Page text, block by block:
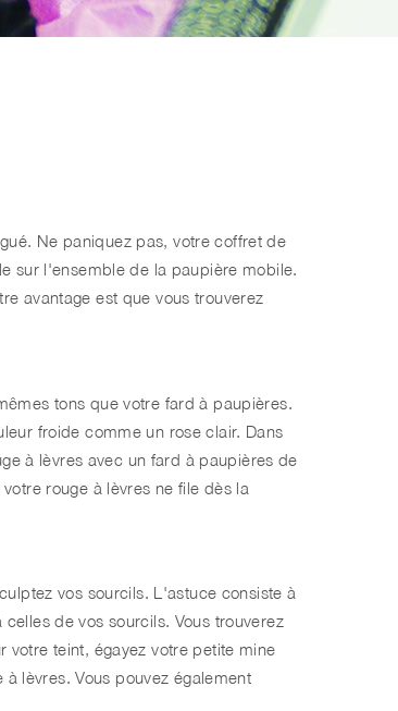
Ne paniquez pas, votre coffret de
sur l'ensemble de la paupière mobile.
avantage est que vous trouverez
tons que votre fard à paupières.
froide comme un rose clair. Dans
à lèvres avec un fard à paupières de
rouge à lèvres ne file dès la
vos sourcils. L'astuce consiste à
de vos sourcils. Vous trouverez
teint, égayez votre petite mine
lèvres. Vous pouvez également